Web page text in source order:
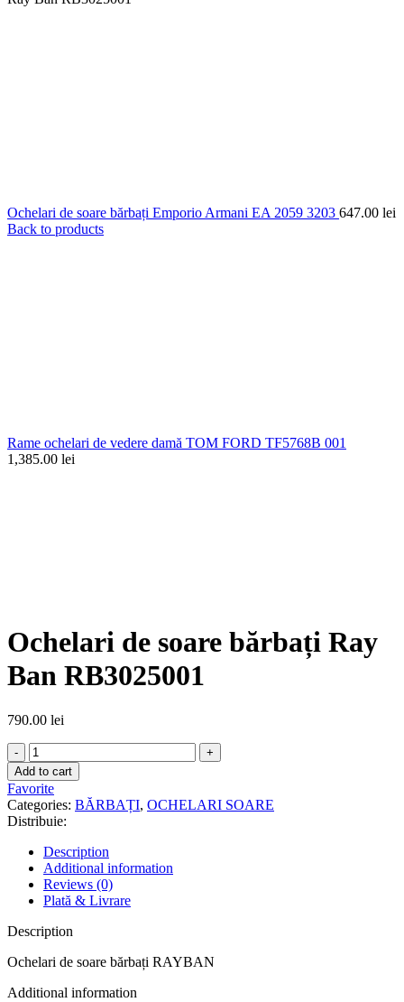
Ochelari de soare bărbați Emporio Armani EA 2059 3203 647.00 lei
Back to products
Rame ochelari de vedere damă TOM FORD TF5768B 001
1,385.00 lei
Ochelari de soare bărbați Ray
Ban RB3025001
790.00 lei
Ochelari
de
soare
bărbați
Ray
Ban
RB3025001
quantity
Add to cart
Favorite
Categories: BĂRBAȚI, OCHELARI SOARE
Distribuie:
Description
Additional information
Reviews (0)
Plată & Livrare
Description
Ochelari de soare bărbați RAYBAN
Additional information